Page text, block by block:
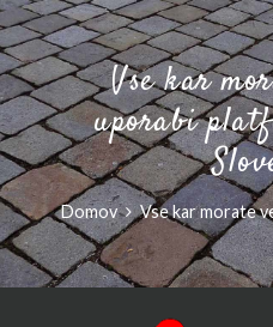
Vse kar
uporabi
Domov Vse kar morate